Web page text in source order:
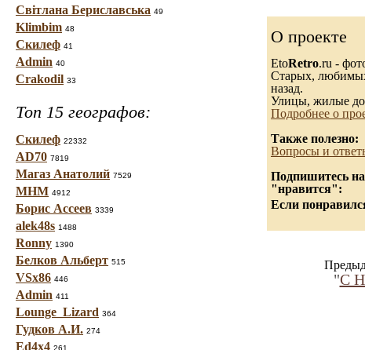
Світлана Бериславська 49
Klimbim 48
Скилеф 41
Admin 40
Crakodil 33
Топ 15 географов:
Скилеф 22332
AD70 7819
Магаз Анатолий 7529
МНМ 4912
Борис Ассеев 3339
alek48s 1488
Ronny 1390
Белков Альберт 515
VSx86 446
Admin 411
Lounge_Lizard 364
Гудков А.И. 274
Ed4x4 261
О проекте
EtoRetro.ru -
Старых,
назад.
Улицы, жилые
Подробнее о
Также полезно:
Вопросы и
Подпишитесь
"нравится":
Если
"С